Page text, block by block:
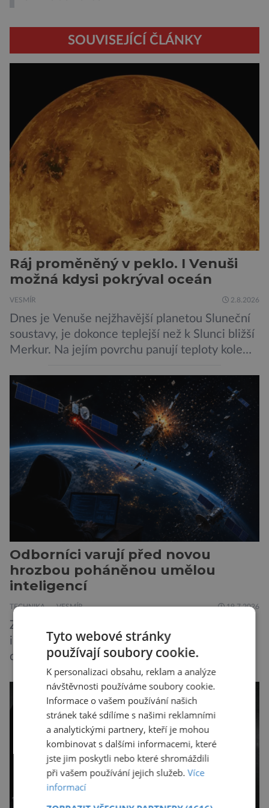
SOUVISEJÍCÍ ČLÁNKY
Ráj proměněný v peklo. I Venuši
možná kdysi pokrýval oceán
VESMÍR 2.8.2026
Dnes je Venuše nejžhavější planetou Sluneční
soustavy, je dokonce teplejší než k Slunci bližší
Merkur. Na jejím povrchu panují teploty kolem
hustší než na Zemi a aby toho nebylo málo, z
oblaků se snáší kapky kyseliny sírové. Zkrátka,
není to prostředí, ve kterém by příčetný člověk
chtěl strávit […]
Odborníci varují před novou
hrozbou poháněnou umělou
inteligencí
TECHNIKA VESMÍR 19.7.2026
Způsob, jakým způsobem tvůrci umělé
inteligence mění svět ze dne na den, nemá v
dějinách lidstva obdoby. Avšak, zatímco většina
pozornosti se soustředí na chatboty,
generování obrázků nebo automatizaci práce,
bezpečnostní experti upozorňují na mnohem
méně nápadné riziko. Podle některých
odborníků by už během příštích dvou let mohly
pokročilé systémy AI výrazně usnadnit
kybernetické útoky […]
Tyto webové stránky
používají soubory cookie.
K personalizaci obsahu, reklam a analýze
návštěvnosti používáme soubory cookie.
Informace o vašem používání našich
stránek také sdílíme s našimi reklamními
a analytickými partnery, kteří je mohou
kombinovat s dalšími informacemi, které
jste jim poskytli nebo které shromáždili
při vašem používání jejich služeb.Více
informací